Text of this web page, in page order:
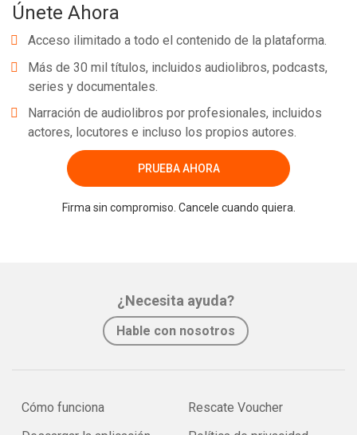
Únete Ahora
Acceso ilimitado a todo el contenido de la plataforma.
Más de 30 mil títulos, incluidos audiolibros, podcasts,
series y documentales.
Narración de audiolibros por profesionales, incluidos
actores, locutores e incluso los propios autores.
PRUEBA AHORA
Firma sin compromiso. Cancele cuando quiera.
¿Necesita ayuda?
Hable con nosotros
Cómo funciona
Rescate Voucher